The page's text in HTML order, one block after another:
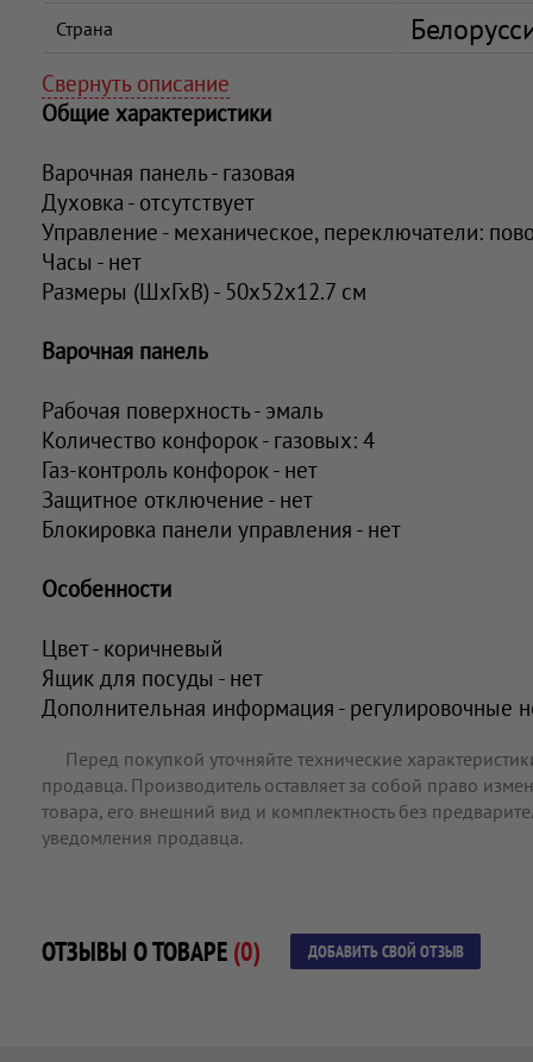
Страна
Свернуть описание
Общие характеристики
Варочная панель - газовая
Духовка - отсутствует
Управление - механическое, переключатели:
Часы - нет
Размеры (ШхГхВ) - 50x52x12.7 см
Варочная панель
Рабочая поверхность - эмаль
Количество конфорок - газовых: 4
Газ-контроль конфорок - нет
Защитное отключение - нет
Блокировка панели управления - нет
Особенности
Цвет - коричневый
Ящик для посуды - нет
Дополнительная информация - регулировочные
Перед покупкой уточняйте технические
продавца. Производитель оставляет за собой право
товара, его внешний вид и комплектность без
уведомления продавца.
ОТЗЫВЫ О ТОВАРЕ (0) ДОБАВИТЬ СВОЙ ОТЗЫВ